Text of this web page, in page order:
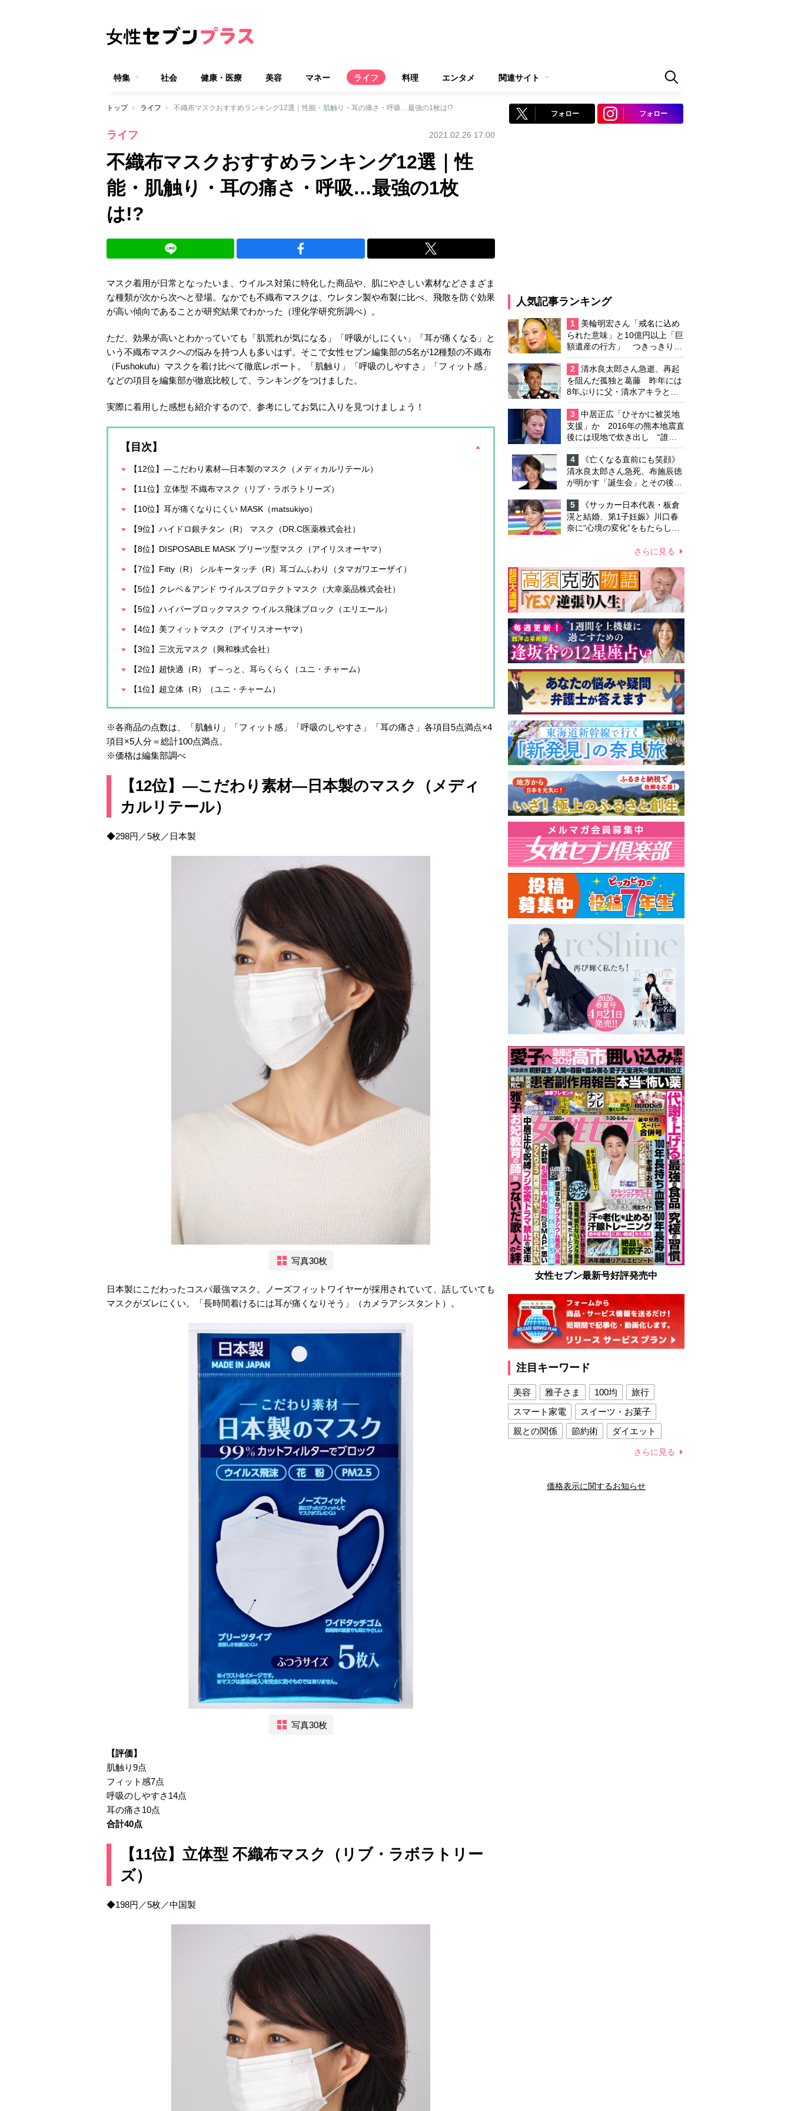
特集 社会 健康・医療 美容 マネー ライフ 料理 エンタメ 関連サイト
トップ ライフ 不織布マスクおすすめランキング12選｜性能・肌触り・耳の痛さ・呼吸…最強の1枚は!?
ライフ 2021.02.26 17:00
不織布マスクおすすめランキング12選｜性
能・肌触り・耳の痛さ・呼吸…最強の1枚
は!?
マスク着用が日常となったいま、ウイルス対策に特化した商品や、肌にやさしい素材などさまざま
な種類が次から次へと登場。なかでも不織布マスクは、ウレタン製や布製に比べ、飛散を防ぐ効果
が高い傾向であることが研究結果でわかった（理化学研究所調べ）。
ただ、効果が高いとわかっていても「肌荒れが気になる」「呼吸がしにくい」「耳が痛くなる」と
いう不織布マスクへの悩みを持つ人も多いはず。そこで女性セブン編集部の5名が12種類の不織布
（Fushokufu）マスクを着け比べて徹底レポート。「肌触り」「呼吸のしやすさ」「フィット感」
などの項目を編集部が徹底比較して、ランキングをつけました。
実際に着用した感想も紹介するので、参考にしてお気に入りを見つけましょう！
【目次】
【12位】―こだわり素材―日本製のマスク（メディカルリテール）
【11位】立体型 不織布マスク（リブ・ラボラトリーズ）
【10位】耳が痛くなりにくい MASK（matsukiyo）
【9位】ハイドロ銀チタン（R） マスク（DR.C医薬株式会社）
【8位】DISPOSABLE MASK プリーツ型マスク（アイリスオーヤマ）
【7位】Fitty（R） シルキータッチ（R）耳ゴムふわり（タマガワエーザイ）
【5位】クレベ＆アンド ウイルスプロテクトマスク（大幸薬品株式会社）
【5位】ハイパーブロックマスク ウイルス飛沫ブロック（エリエール）
【4位】美フィットマスク（アイリスオーヤマ）
【3位】三次元マスク（興和株式会社）
【2位】超快適（R） ず～っと、耳らくらく（ユニ・チャーム）
【1位】超立体（R）（ユニ・チャーム）
※各商品の点数は、「肌触り」「フィット感」「呼吸のしやすさ」「耳の痛さ」各項目5点満点×4
項目×5人分＝総計100点満点。
※価格は編集部調べ
【12位】―こだわり素材―日本製のマスク（メディ
カルリテール）
◆298円／5枚／日本製
写真30枚
日本製にこだわったコスパ最強マスク。ノーズフィットワイヤーが採用されていて、話していても
マスクがズレにくい。「長時間着けるには耳が痛くなりそう」（カメラアシスタント）。
写真30枚
【評価】
肌触り9点
フィット感7点
呼吸のしやすさ14点
耳の痛さ10点
合計40点
【11位】立体型 不織布マスク（リブ・ラボラトリー
ズ）
◆198円／5枚／中国製
フォロー フォロー
人気記事ランキング
1
美輪明宏さん「戒名に込め
られた意味」と10億円以上「巨
額遺産の行方」 つきっきりで
私生活をサポートしていた元俳
優が相続か
2
清水良太郎さん急逝、再起
を阻んだ孤独と葛藤 昨年には
8年ぶりに父・清水アキラと共
演、本格的な活動再開に向かっ
ていたが…周囲が懸念していた
「不安定なところ」
3
中居正広「ひそかに被災地
支援」か 2016年の熊本地震直
後には現地で炊き出し “誰に
も知られなくて良い”と、むし
ろ強まる福祉活動への思い
4
《亡くなる直前にも笑顔》
清水良太郎さん急死、布施辰徳
が明かす「誕生会」とその後の
メッセージ
5
《サッカー日本代表・板倉
滉と結婚、第1子妊娠》川口春
奈に“心境の変化”をもたらした
って「がんに蝕まれる母」を演
さらに見る
女性セブン最新号好評発売中
注目キーワード
美容 雅子さま 100均
旅行
スマート家電
スイーツ・お菓子
親との関係
節約術
ダイエット
夫との関係
新津春子 どか食い
さらに見る
価格表示に関するお知らせ